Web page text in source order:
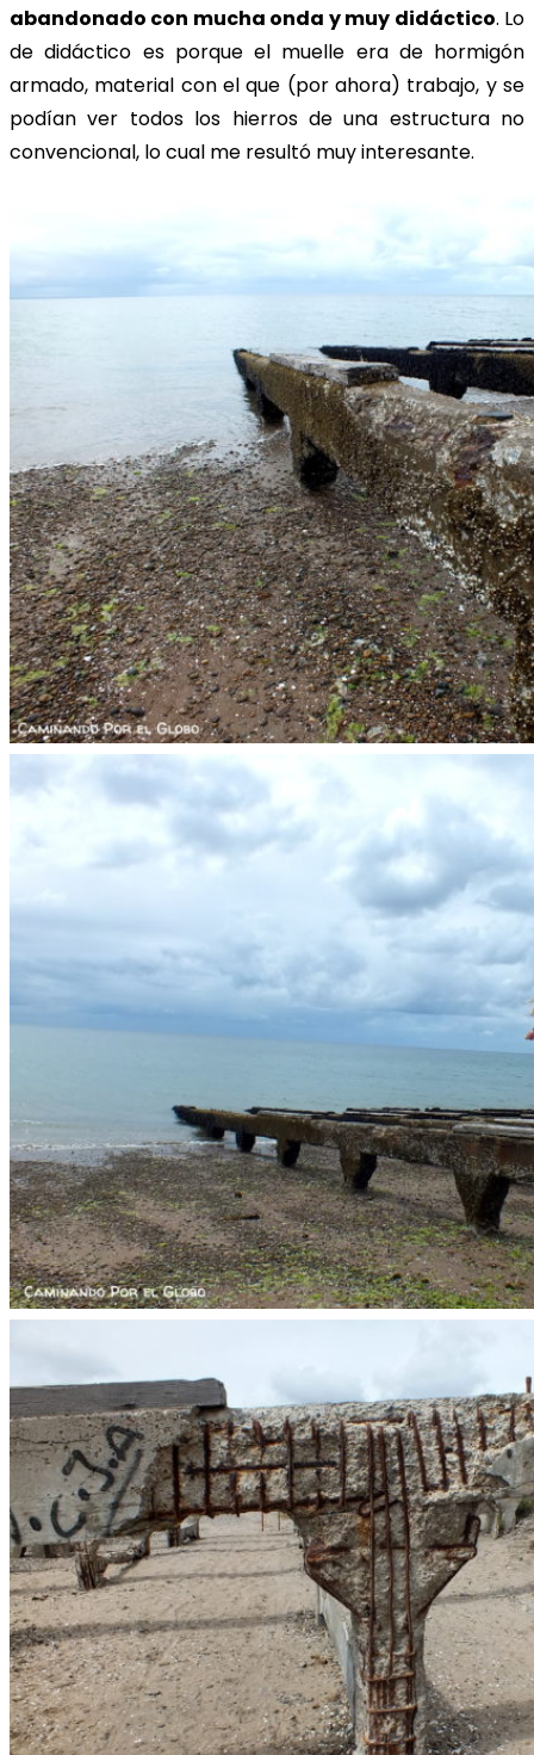
abandonado con mucha onda y muy didáctico. Lo
de didáctico es porque el muelle era de hormigón
armado, material con el que (por ahora) trabajo, y se
podían ver todos los hierros de una estructura no
convencional, lo cual me resultó muy interesante.